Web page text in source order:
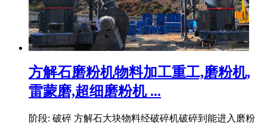
方解石磨粉机物料加工重工,磨粉机,
雷蒙磨,超细磨粉机 ...
阶段: 破碎 方解石大块物料经破碎机破碎到能进入磨粉